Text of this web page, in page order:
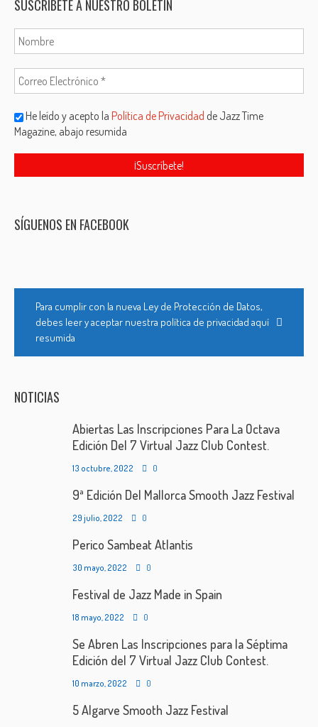
SUSCRÍBETE A NUESTRO BOLETÍN
He leído y acepto laPolítica de Privacidad de Jazz Time
Magazine, abajo resumida
SÍGUENOS EN FACEBOOK
Para cumplir con la nueva Ley de Protección de Datos,
debes leer y aceptar nuestra política de privacidad aquí
resumida
NOTICIAS
Abiertas Las Inscripciones Para La Octava
Edición Del 7 Virtual Jazz Club Contest.
13 octubre, 2022 0
9ª Edición Del Mallorca Smooth Jazz Festival
29 julio, 2022 0
Perico Sambeat Atlantis
30 mayo, 2022 0
Festival de Jazz Made in Spain
18 mayo, 2022 0
Se Abren Las Inscripciones para la Séptima
Edición del 7 Virtual Jazz Club Contest.
10 marzo, 2022 0
5 Algarve Smooth Jazz Festival